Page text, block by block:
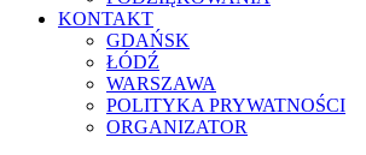
KONTAKT
GDAŃSK
ŁÓDŹ
WARSZAWA
POLITYKA PRYWATNOŚCI
ORGANIZATOR